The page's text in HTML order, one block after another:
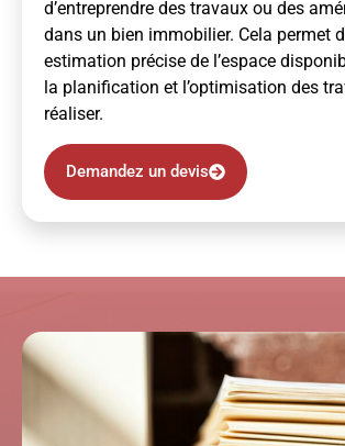
d’entreprendre des travaux ou des
dans un bien immobilier. Cela permet
estimation précise de l’espace
la planification et l’optimisation des
réaliser.
Demandez un devis